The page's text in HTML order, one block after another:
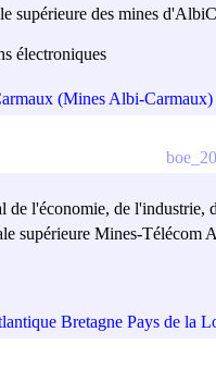
supérieure des mines
électroniques
(Mines Albi-Carmaux)
de l'économie, de l'industrie,
supérieure Mines-Télécom
Bretagne Pays de la